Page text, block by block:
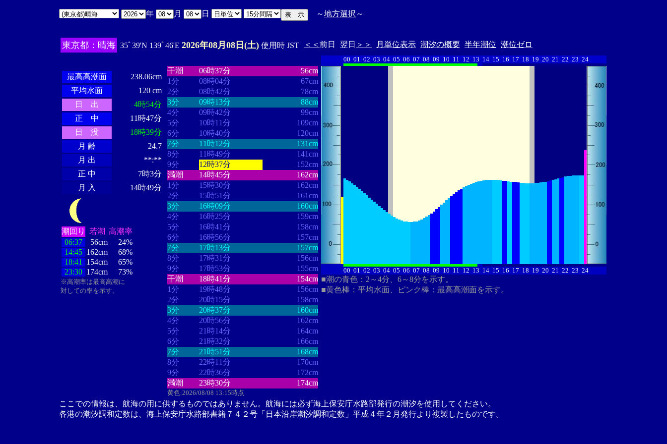
年 月 日 ～地方選択 ～
東京都：晴海 35ﾟ39'N 139ﾟ46'E 2026年08月08日(土) 使用時 JST ＜＜ 前日 翌日 ＞＞ 月単位表示 潮汐の概要 半年潮位 潮位ゼロ
最高高潮面
238.06cm
平均水面
120 cm
日 出
4時54分
正 中
11時47分
日 没
18時39分
月 齢
24.7
月 出
**:**
正 中
7時3分
月 入
14時49分
潮回り 若潮 高潮率
06:37
56cm
24%
14:45 162cm
68%
18:41
154cm
65%
23:30 174cm 73%
※高潮率は最高高潮に
対しての率を示す。
干潮
06時37分
56cm
1分
08時04分
67cm
2分
08時42分
78cm
3分
09時13分
88cm
4分
09時42分
99cm
5分
10時11分
109cm
6分
10時40分
120cm
7分
11時12分
131cm
8分
11時49分
141cm
9分
12時37分
152cm
満潮
14時45分
162cm
1分
15時30分
162cm
2分
15時51分
161cm
3分
16時09分
160cm
4分
16時25分
159cm
5分
16時41分
158cm
6分
16時56分
157cm
7分
17時13分
157cm
8分
17時31分
156cm
9分
17時53分
155cm
干潮
18時41分
154cm
1分
19時48分
156cm
2分
20時15分
158cm
3分
20時37分
160cm
4分
20時56分
162cm
5分
21時14分
164cm
6分
21時32分
166cm
7分
21時51分
168cm
8分
22時11分
170cm
9分
22時36分
172cm
満潮
23時30分 174cm
黄色:2026/08/08 13:15時点
00 01 02 03 04 05 06 07 08 09 10 11 12 13 14 15 16 17 18 19 20 21 22 23 24
00 01 02 03 04 05 06 07 08 09 10 11 12 13 14 15 16 17 18 19 20 21 22 23 24
■潮の青色：2～4分、6～8分を示す。
■黄色棒：平均水面、ピンク棒：最高高潮面を示す。
ここでの情報は、航海の用に供するものではありません。航海には必ず海上保安庁水路部発行の潮汐を使用してください。
各港の潮汐調和定数は、海上保安庁水路部書籍７４２号「日本沿岸潮汐調和定数」平成４年２月発行より複製したものです。